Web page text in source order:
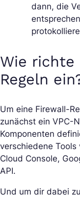
dann, die
Wie
Regeln
Um eine Firewall-
zunächst ein VPC-
Komponenten
verschiedene Tools
Cloud Console,
API.
Und um dir dabei